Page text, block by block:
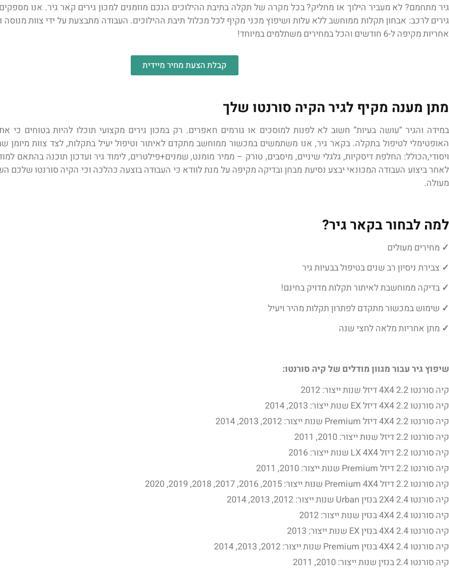
גיר מתחמם? לא מעביר הילוך או מחליק? בכל מקרה של תקלה בתיבת ההילוכים הנכם מוזמנים למכון גירים קאר גיר. אנו
גירים לרכב: אבחון תקלות ממוחשב ללא עלות ושיפוץ מכני מקיף לכל מכלול תיבת ההילוכים. העבודה מתבצעת על ידי צוות מנוסה
אחריות מקיפה ל-6 חודשים והכל במחירים משתלמים במיוחד!
קבלת הצעת מחיר מיידית
מתן מענה מקיף לגיר הקיה סורנטו שלך
במידה והגיר “עושה בעיות” חשוב לא לפנות למוסכים או גורמים חאפרים. רק במכון גירים מקצועי תוכלו להיות בטוחים
האופטימלי לטיפול בתקלה. בקאר גיר, אנו משתמשים במכשור ממוחשב מתקדם לאיתור וטיפול יעיל בתקלות, לצד צוות מיומן
ויסודי,הכולל: החלפת דיסקיות, גלגלי שיניים, מיסבים, טורק – ממיר מומנט, שמנים+פילטרים, לימוד גיר ועדכון תוכנה בהתאם
לאחר ביצוע העבודה המכונאי יבצע נסיעת מבחן ובדיקה מקיפה על מנת לוודא כי העבודה בוצעה כהלכה וכי הקיה סורנטו שלכם
מעולה.
למה לבחור בקאר גיר?
✓ מחירים מעולים
✓ צבירת ניסיון רב שנים בטיפול בבעיות גיר
✓ בדיקה ממוחשבת לאיתור תקלות מדויק בחינם!
✓ שימוש במכשור מתקדם לפתרון תקלות מהיר ויעיל
✓ מתן אחריות מלאה לחצי שנה
שיפוץ גיר עבור מגוון מודלים של קיה סורנטו:
קיה סורנטו 2.2 4X4 דיזל שנות ייצור: 2012
קיה סורנטו 2.2 4X4 דיזל EX שנות ייצור: 2013, 2014
קיה סורנטו 2.2 4X4 דיזל Premium שנות ייצור: 2012, 2013, 2014
קיה סורנטו 2.2 דיזל שנות ייצור: 2010, 2011
קיה סורנטו 2.2 דיזל LX 4X4 שנות ייצור: 2016
קיה סורנטו 2.2 דיזל Premium שנות ייצור: 2010, 2011
קיה סורנטו 2.2 דיזל Premium 4X4 שנות ייצור: 2015, 2016, 2017, 2018, 2019, 2020
קיה סורנטו 2.4 2X4 בנזין Urban שנות ייצור: 2012, 2013, 2014
קיה סורנטו 2.4 4X4 בנזין שנות ייצור: 2012
קיה סורנטו 2.4 4X4 בנזין EX שנות ייצור: 2013
קיה סורנטו 2.4 4X4 בנזין Premium שנות ייצור: 2012, 2013, 2014
קיה סורנטו 2.4 בנזין שנות ייצור: 2010, 2011